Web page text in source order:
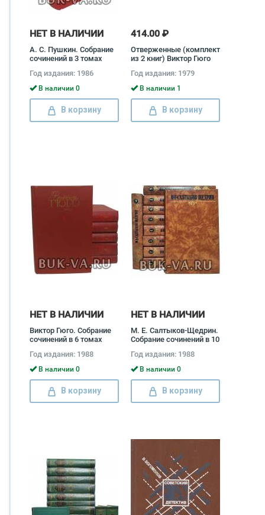
НЕТ В НАЛИЧИИ
А. С. Пушкин. Собрание
сочинений в 3 томах
Пушкин
Год издания: 1986
В наличии 0
В корзину
414.00 ₽
Отверженные (комплект
из 2 книг) Виктор Гюго
Год издания: 1979
В наличии 1
В корзину
НЕТ В НАЛИЧИИ
Виктор Гюго. Собрание
сочинений в 6 томах
Наталья Касаткина, Н.
Коган
Год издания: 1988
В наличии 0
В корзину
НЕТ В НАЛИЧИИ
М. Е. Салтыков-Щедрин.
Собрание сочинений в 10
Михаил Салтыков-
Щедрин
Год издания: 1988
В наличии 0
В корзину